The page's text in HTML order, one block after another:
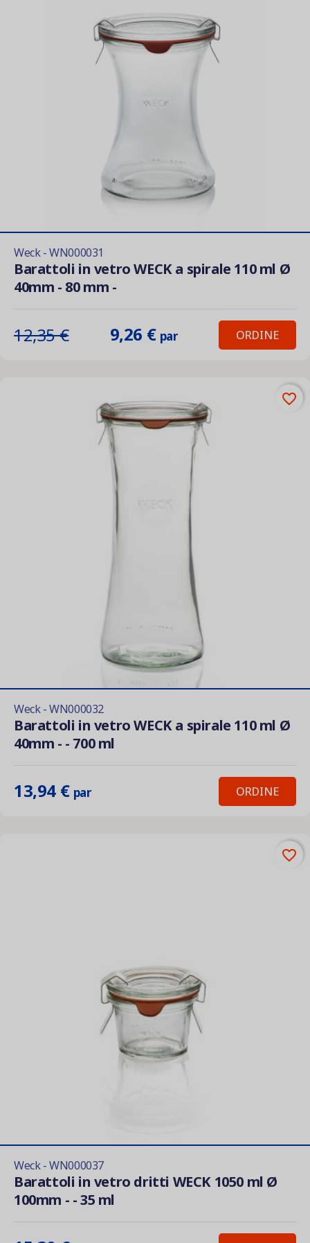
Weck - WN000031
Barattoli in vetro WECK a spirale 110 ml Ø
40mm - 80 mm -
12,35 € 9,26 € par ORDINE
Weck - WN000032
Barattoli in vetro WECK a spirale 110 ml Ø
40mm - - 700 ml
13,94 € par ORDINE
favorite_border
Weck - WN000037
Barattoli in vetro dritti WECK 1050 ml Ø
100mm - - 35 ml
favorite_border